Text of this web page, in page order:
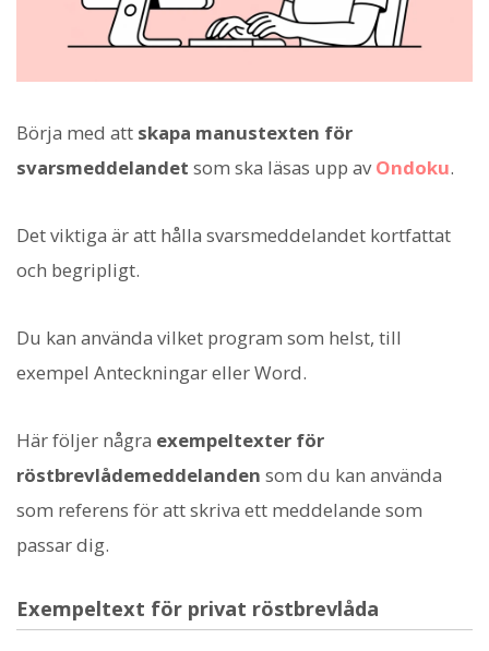
Börja med att skapa manustexten för
svarsmeddelandet som ska läsas upp avOndoku.
Det viktiga är att hålla svarsmeddelandet kortfattat
och begripligt.
Du kan använda vilket program som helst, till
exempel Anteckningar eller Word.
Här följer några exempeltexter för
röstbrevlådemeddelanden som du kan använda
som referens för att skriva ett meddelande som
passar dig.
Exempeltext för privat röstbrevlåda